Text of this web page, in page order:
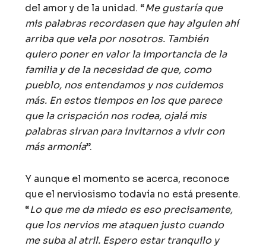
del amor y de la unidad. “Me gustaría que
mis palabras recordasen que hay alguien ahí
arriba que vela por nosotros. También
quiero poner en valor la importancia de la
familia y de la necesidad de que, como
pueblo, nos entendamos y nos cuidemos
más. En estos tiempos en los que parece
que la crispación nos rodea, ojalá mis
palabras sirvan para invitarnos a vivir con
más armonía”.
Y aunque el momento se acerca, reconoce
que el nerviosismo todavía no está presente.
“Lo que me da miedo es eso precisamente,
que los nervios me ataquen justo cuando
me suba al atril. Espero estar tranquilo y